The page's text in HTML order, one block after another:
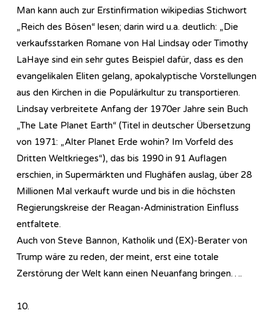
Man kann auch zur Erstinfirmation wikipedias Stichwort
„Reich des Bösen“ lesen; darin wird u.a. deutlich: „Die
verkaufsstarken Romane von Hal Lindsay oder Timothy
LaHaye sind ein sehr gutes Beispiel dafür, dass es den
evangelikalen Eliten gelang, apokalyptische Vorstellungen
aus den Kirchen in die Populärkultur zu transportieren.
Lindsay verbreitete Anfang der 1970er Jahre sein Buch
„The Late Planet Earth“ (Titel in deutscher Übersetzung
von 1971: „Alter Planet Erde wohin? Im Vorfeld des
Dritten Weltkrieges“), das bis 1990 in 91 Auflagen
erschien, in Supermärkten und Flughäfen auslag, über 28
Millionen Mal verkauft wurde und bis in die höchsten
Regierungskreise der Reagan-Administration Einfluss
entfaltete.
Auch von Steve Bannon, Katholik und (EX)-Berater von
Trump wäre zu reden, der meint, erst eine totale
Zerstörung der Welt kann einen Neuanfang bringen….
10.